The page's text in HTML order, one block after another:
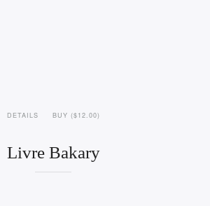
DETAILS BUY ($12.00)
Livre Bakary